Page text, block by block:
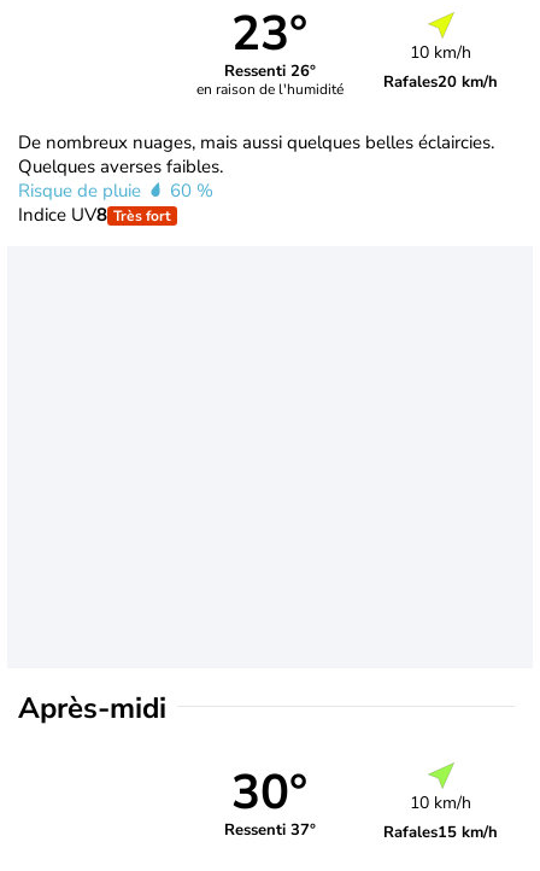
23°
Ressenti 26°
en raison de l'humidité
10 km/h
Rafales20 km/h
De nombreux nuages, mais aussi quelques belles éclaircies.
Quelques averses faibles.
Risque de pluie
60 %
Indice UV8 Très fort
Après-midi
30°
Ressenti 37°
10 km/h
Rafales15 km/h